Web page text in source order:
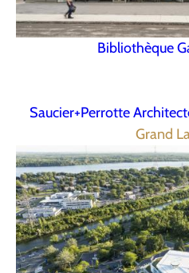
Bibliothèque
Saucier+Perrotte
Grand